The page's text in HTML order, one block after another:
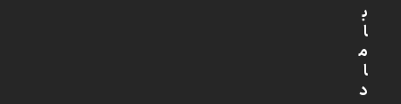
ب
ا
م
ا
د